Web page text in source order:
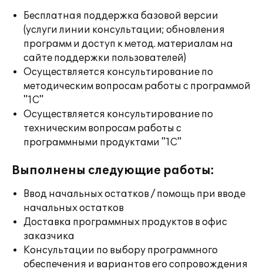
Бесплатная поддержка базовой версии
(услуги линии консультации; обновления
программ и доступ к метод. материалам на
сайте поддержки пользователей)
Осуществляется консультирование по
методическим вопросам работы с программой
"1С"
Осуществляется консультирование по
техническим вопросам работы с
программными продуктами "1С"
Выполнены следующие работы:
Ввод начальных остатков / помощь при вводе
начальных остатков
Доставка программных продуктов в офис
заказчика
Консультации по выбору программного
обеспечения и вариантов его сопровождения